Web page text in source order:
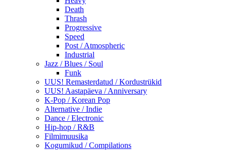
Death
Thrash
Progressive
Speed
Post / Atmospheric
Industrial
Jazz / Blues / Soul
Funk
UUS! Remasterdatud / Kordustrükid
UUS! Aastapäeva / Anniversary
K-Pop / Korean Pop
Alternative / Indie
Dance / Electronic
Hip-hop / R&B
Filmimuusika
Kogumikud / Compilations